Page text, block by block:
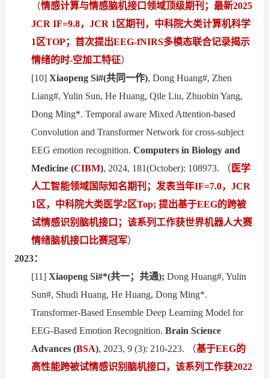
（情感计算与情感脑机接口领域顶级期刊 ；最新2025
JCR IF=9.8，JCR 1区期刊，中科院大类计算机科学
1区TOP； 首次提出EEG-fNIRS多模态联合记录揭示
情绪的时-空加工特征）
[10] Xiaopeng Si#(共同一作), Dong Huang#, Zhen
Liang#, Yulin Sun, He Huang, Qile Liu, Zhuobin Yang,
Dong Ming*. Temporal aware Mixed Attention-based
Convolution and Transformer Network for cross-subject
EEG emotion recognition. Computers in Biology and
Medicine (CIBM), 2024, 181(October): 108973. （ 医学
人工智能领域国际知名期刊；发表当年IF=7.0，JCR
1区，中科院大类医学2区Top; 提出基于EEG的跨被
试情感识别脑机接口；该系列工作获世界机器人大赛
情绪脑机接口比赛冠军）
2023：
[11] Xiaopeng Si#*(共一；共通); Dong Huang#, Yulin
Sun#, Shudi Huang, He Huang, Dong Ming*.
Transformer-Based Ensemble Deep Learning Model for
EEG-Based Emotion Recognition. Brain Science
Advances (BSA), 2023, 9 (3): 210-223. （基于EEG的
高性能跨被试情感识别脑机接口，该系列工作获2022